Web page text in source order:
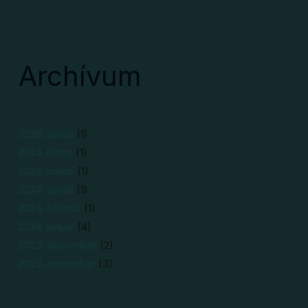
Archívum
(1)
(1)
(1)
(1)
(1)
(4)
(2)
(3)